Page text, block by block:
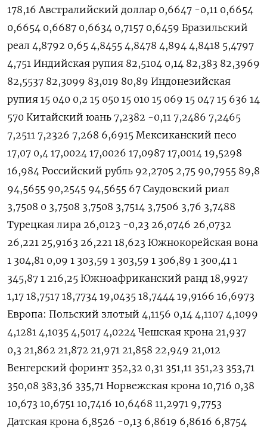
178,16 Австралийский доллар 0,6647 -0,11 0,6654
0,6654 0,6687 0,6634 0,7157 0,6459 Бразильский
реал 4,8792 0,65 4,8455 4,8478 4,894 4,8418 5,4797
4,751 Индийская рупия 82,5104 0,14 82,383 82,3969
82,5537 82,3099 83,019 80,89 Индонезийская
рупия 15 040 0,2 15 050 15 010 15 069 15 047 15 636 14
570 Китайский юань 7,2382 -0,11 7,2486 7,2465
7,2511 7,2326 7,268 6,6915 Мексиканский песо
17,07 0,4 17,0024 17,0026 17,0987 17,0014 19,5298
16,984 Российский рубль 92,2705 2,75 90,7955 89,8
94,5655 90,2545 94,5655 67 Саудовский риал
3,7508 0 3,7508 3,7508 3,7514 3,7506 3,76 3,7488
Турецкая лира 26,0123 -0,23 26,0746 26,0732
26,221 25,9163 26,221 18,623 Южнокорейская вона
1 304,81 0,09 1 303,59 1 303,59 1 306,89 1 300,41 1
345,87 1 216,25 Южноафриканский ранд 18,9927
1,17 18,7517 18,7734 19,0435 18,7444 19,9166 16,6973
Европа: Польский злотый 4,1156 0,14 4,1107 4,1099
4,1281 4,1035 4,5017 4,0224 Чешская крона 21,937
0,3 21,862 21,872 21,971 21,858 22,949 21,012
Венгерский форинт 352,32 0,31 351,11 351,23 353,71
350,08 383,36 335,71 Норвежская крона 10,716 0,38
10,673 10,6751 10,7416 10,6468 11,2971 9,7753
Датская крона 6,8526 -0,13 6,8619 6,8616 6,8754